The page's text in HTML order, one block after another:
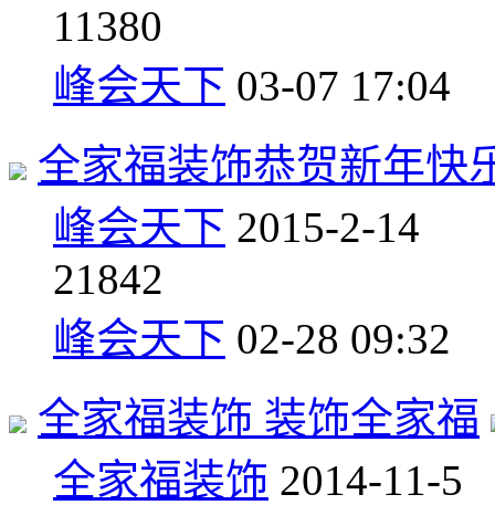
11380
峰会天下 03-07 17:04
全家福装饰恭贺新年快
峰会天下 2015-2-14
21842
峰会天下 02-28 09:32
全家福装饰 装饰全家福
全家福装饰 2014-11-5